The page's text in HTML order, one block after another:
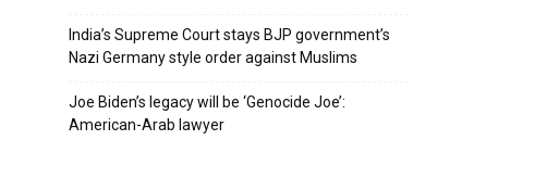
India’s Supreme Court stays BJP government’s
Nazi Germany style order against Muslims
Joe Biden’s legacy will be ‘Genocide Joe’:
American-Arab lawyer